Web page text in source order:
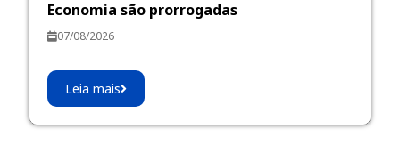
Economia são prorrogadas
07/08/2026
Leia mais